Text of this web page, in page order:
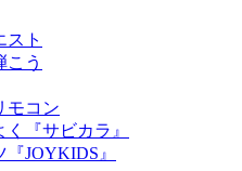
スト
こう
モコン
『サビカラ』
JOYKIDS』